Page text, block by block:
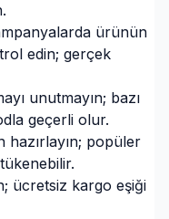
ürünün
edin; gerçek
unutmayın; bazı
geçerli olur.
hazırlayın; popüler
ücretsiz kargo eşiği